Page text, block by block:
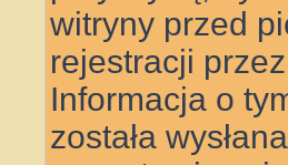
witryny przed
rejestracji
Informacja o
została